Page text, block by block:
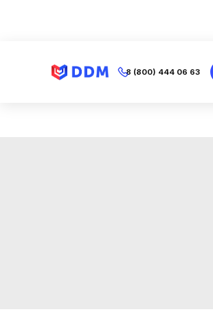
8 (800) 444 06 63